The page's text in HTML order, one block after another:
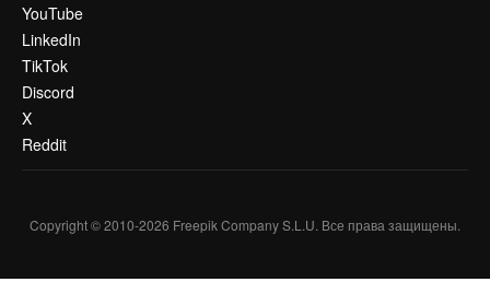
YouTube
LinkedIn
TikTok
Discord
X
Reddit
Copyright © 2010-2026 Freepik Company S.L.U. Все права защищены.